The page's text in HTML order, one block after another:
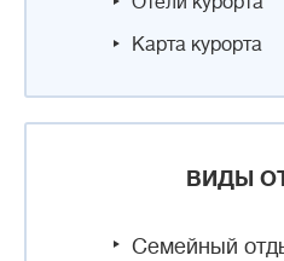
Карта курорта
ВИДЫ
Семейный